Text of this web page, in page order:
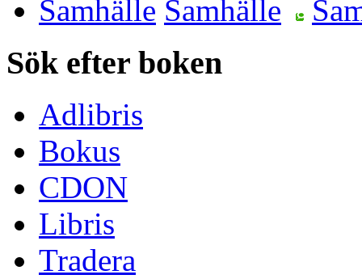
Samhälle
Sök efter boken
Adlibris
Bokus
CDON
Libris
Tradera